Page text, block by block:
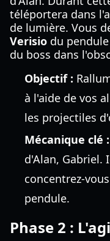
téléportera dans
de lumière. Vous
Verisio du
du boss dans
Objectif :
à l'aide de vos
les projectiles
Mécanique clé :
d'Alan, Gabriel.
concentrez-
pendule.
Phase 2 :